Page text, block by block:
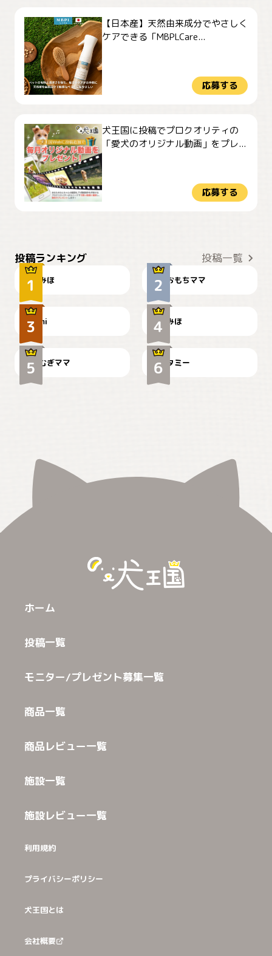
【日本産】天然由来成分でやさしく
ケアできる「MBPLCare...
応募する
犬王国に投稿でプロクオリティの
「愛犬のオリジナル動画」をプレ...
応募する
投稿ランキング 投稿一覧
みほ おもちママ
可愛い？
mi
見てるぞぉ
みほ
🌻とむぎ！
むぎママ
ドーベルマンのお友達邸に
て
タミー
ホーム
投稿一覧
モニター/プレゼント募集一覧
商品一覧
商品レビュー一覧
施設一覧
施設レビュー一覧
利用規約
プライバシーポリシー
犬王国とは
会社概要